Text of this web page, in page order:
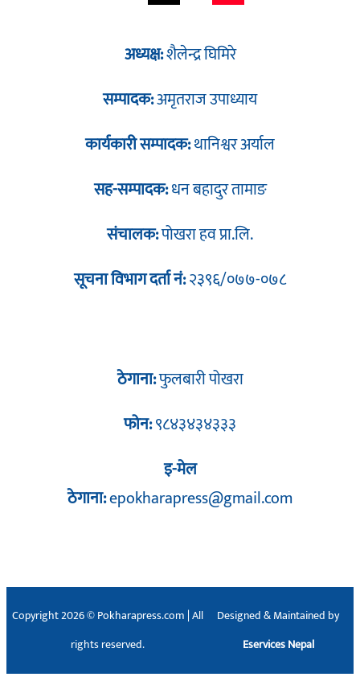
अध्यक्ष:शैलेन्द्र घिमिरे
सम्पादक:अमृतराज उपाध्याय
कार्यकारी सम्पादक:थानिश्वर अर्याल
सह-सम्पादक:धन बहादुर तामाङ
संचालक:पोखरा हव प्रा.लि.
सूचना विभाग दर्ता नं:२३९६/०७७-०७८
ठेगाना:फुलबारी पोखरा
फोन:९८४३४३४३३३
इ-मेल
ठेगाना:epokharapress@gmail.com
Copyright 2026 © Pokharapress.com | All
rights reserved.
Designed & Maintained by
Eservices Nepal